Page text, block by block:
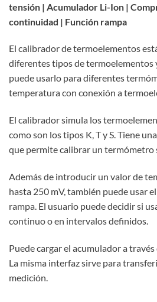
tensión | Acumulador Li-Ion |
continuidad | Función rampa
El calibrador de termoelementos
diferentes tipos de termoelementos
puede usarlo para diferentes
temperatura con conexión a
El calibrador simula los
como son los tipos K, T y S. Tiene
que permite calibrar un termómetro
Además de introducir un valor de
hasta 250 mV, también puede usar
rampa. El usuario puede decidir si
continuo o en intervalos definidos.
Puede cargar el acumulador a
La misma interfaz sirve para
medición.